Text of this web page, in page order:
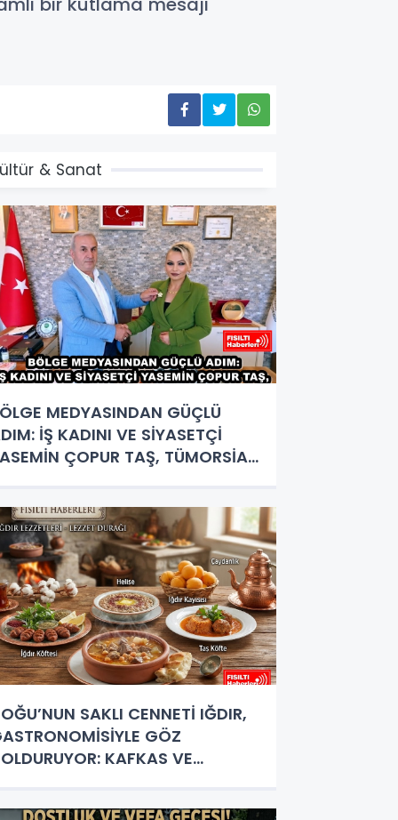
& Sanat
MEDYASINDAN GÜÇLÜ
İŞ KADINI VE SİYASETÇİ
ÇOPUR TAŞ, TÜMORSİAD
SAKLI CENNETİ IĞDIR,
GÖZ
KAFKAS VE